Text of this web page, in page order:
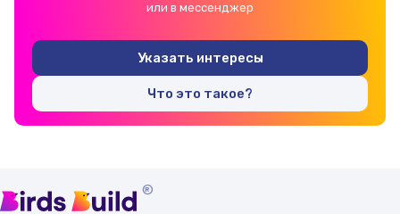
или в мессенджер
Указать интересы
Что это такое?
®